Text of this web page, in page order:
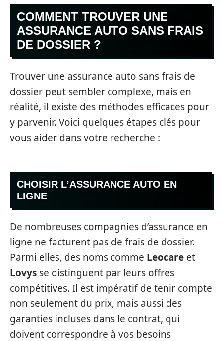
COMMENT TROUVER UNE
ASSURANCE AUTO SANS FRAIS
DE DOSSIER ?
Trouver une assurance auto sans frais de
dossier peut sembler complexe, mais en
réalité, il existe des méthodes efficaces pour
y parvenir. Voici quelques étapes clés pour
vous aider dans votre recherche :
CHOISIR L’ASSURANCE AUTO EN
LIGNE
De nombreuses compagnies d’assurance en
ligne ne facturent pas de frais de dossier.
Parmi elles, des noms comme Leocare et
Lovys se distinguent par leurs offres
compétitives. Il est impératif de tenir compte
non seulement du prix, mais aussi des
garanties incluses dans le contrat, qui
doivent correspondre à vos besoins